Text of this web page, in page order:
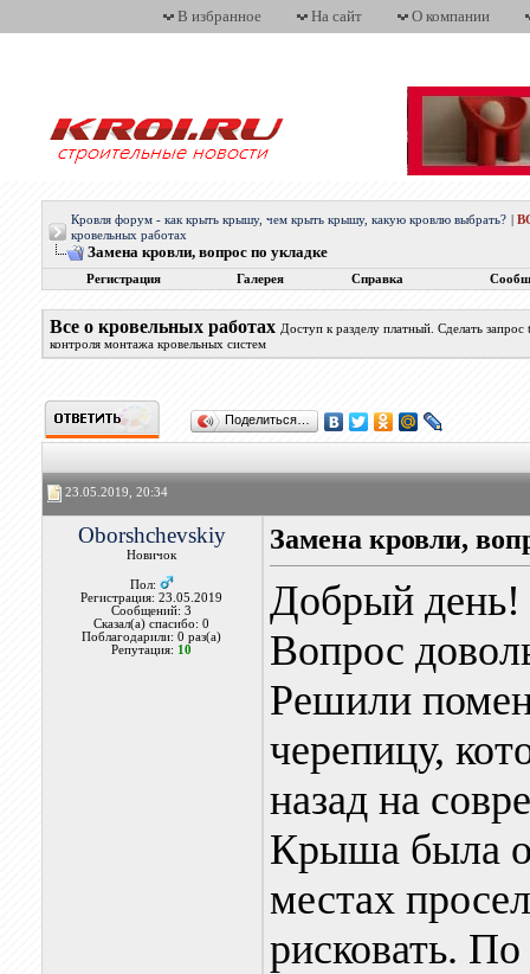
В избранное На сайт О компании
Кровля форум - как крыть крышу, чем крыть крышу, какую кровлю выбрать?
кровельных работах
Замена кровли, вопрос по укладке
Регистрация Галерея Справка
Все о кровельных работах Доступ к разделу платный. Сделать
контроля монтажа кровельных систем
Поделиться…
23.05.2019, 20:34
Oborshchevskiy
Новичок
Пол:
Регистрация: 23.05.2019
Сообщений: 3
Сказал(а) спасибо: 0
Поблагодарили: 0 раз(а)
Репутация: 10
Замена кровли,
Добрый день!
Вопрос
Решили
черепицу,
назад на
Крыша была
местах
рисковать.